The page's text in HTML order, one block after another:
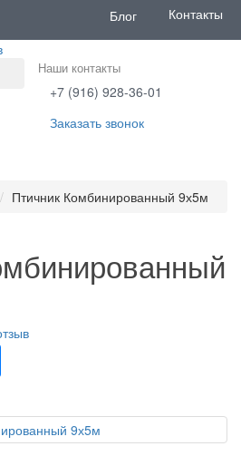
Блог Контакты
Наши контакты
+7 (916) 928-36-01
Заказать звонок
Птичник Комбинированный 9х5м